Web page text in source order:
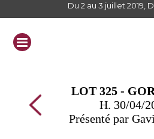
Du 2 au 3 juillet 2019,
LOT 325 -
H. 30/04/
Présenté par